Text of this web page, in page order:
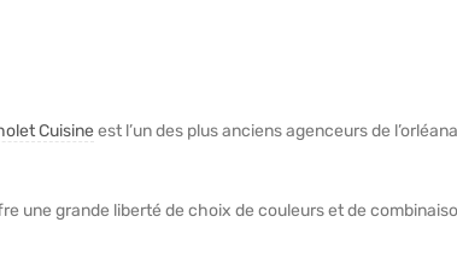
Cuisine est l’un des plus anciens agenceurs de
une grande liberté de choix de couleurs et de